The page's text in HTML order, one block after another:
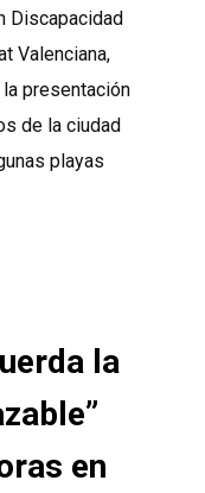
Discapacidad
Valenciana,
la presentación
de la ciudad
playas
la
en